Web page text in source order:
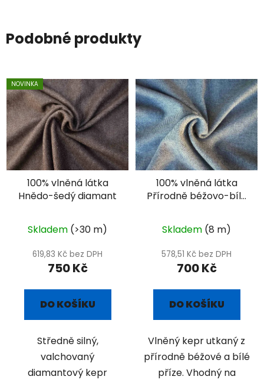
Podobné produkty
NOVINKA
100% vlněná látka
Hnědo-šedý diamant
Skladem (>30 m)
619,83 Kč bez DPH
750 Kč
DO KOŠÍKU
Středně silný,
valchovaný
diamantový kepr
100% vlněná látka
Přírodně béžovo-bílý
Skladem (8 m)
578,51 Kč bez DPH
700 Kč
DO KOŠÍKU
Vlněný kepr utkaný z
přírodně béžové a bílé
příze. Vhodný na